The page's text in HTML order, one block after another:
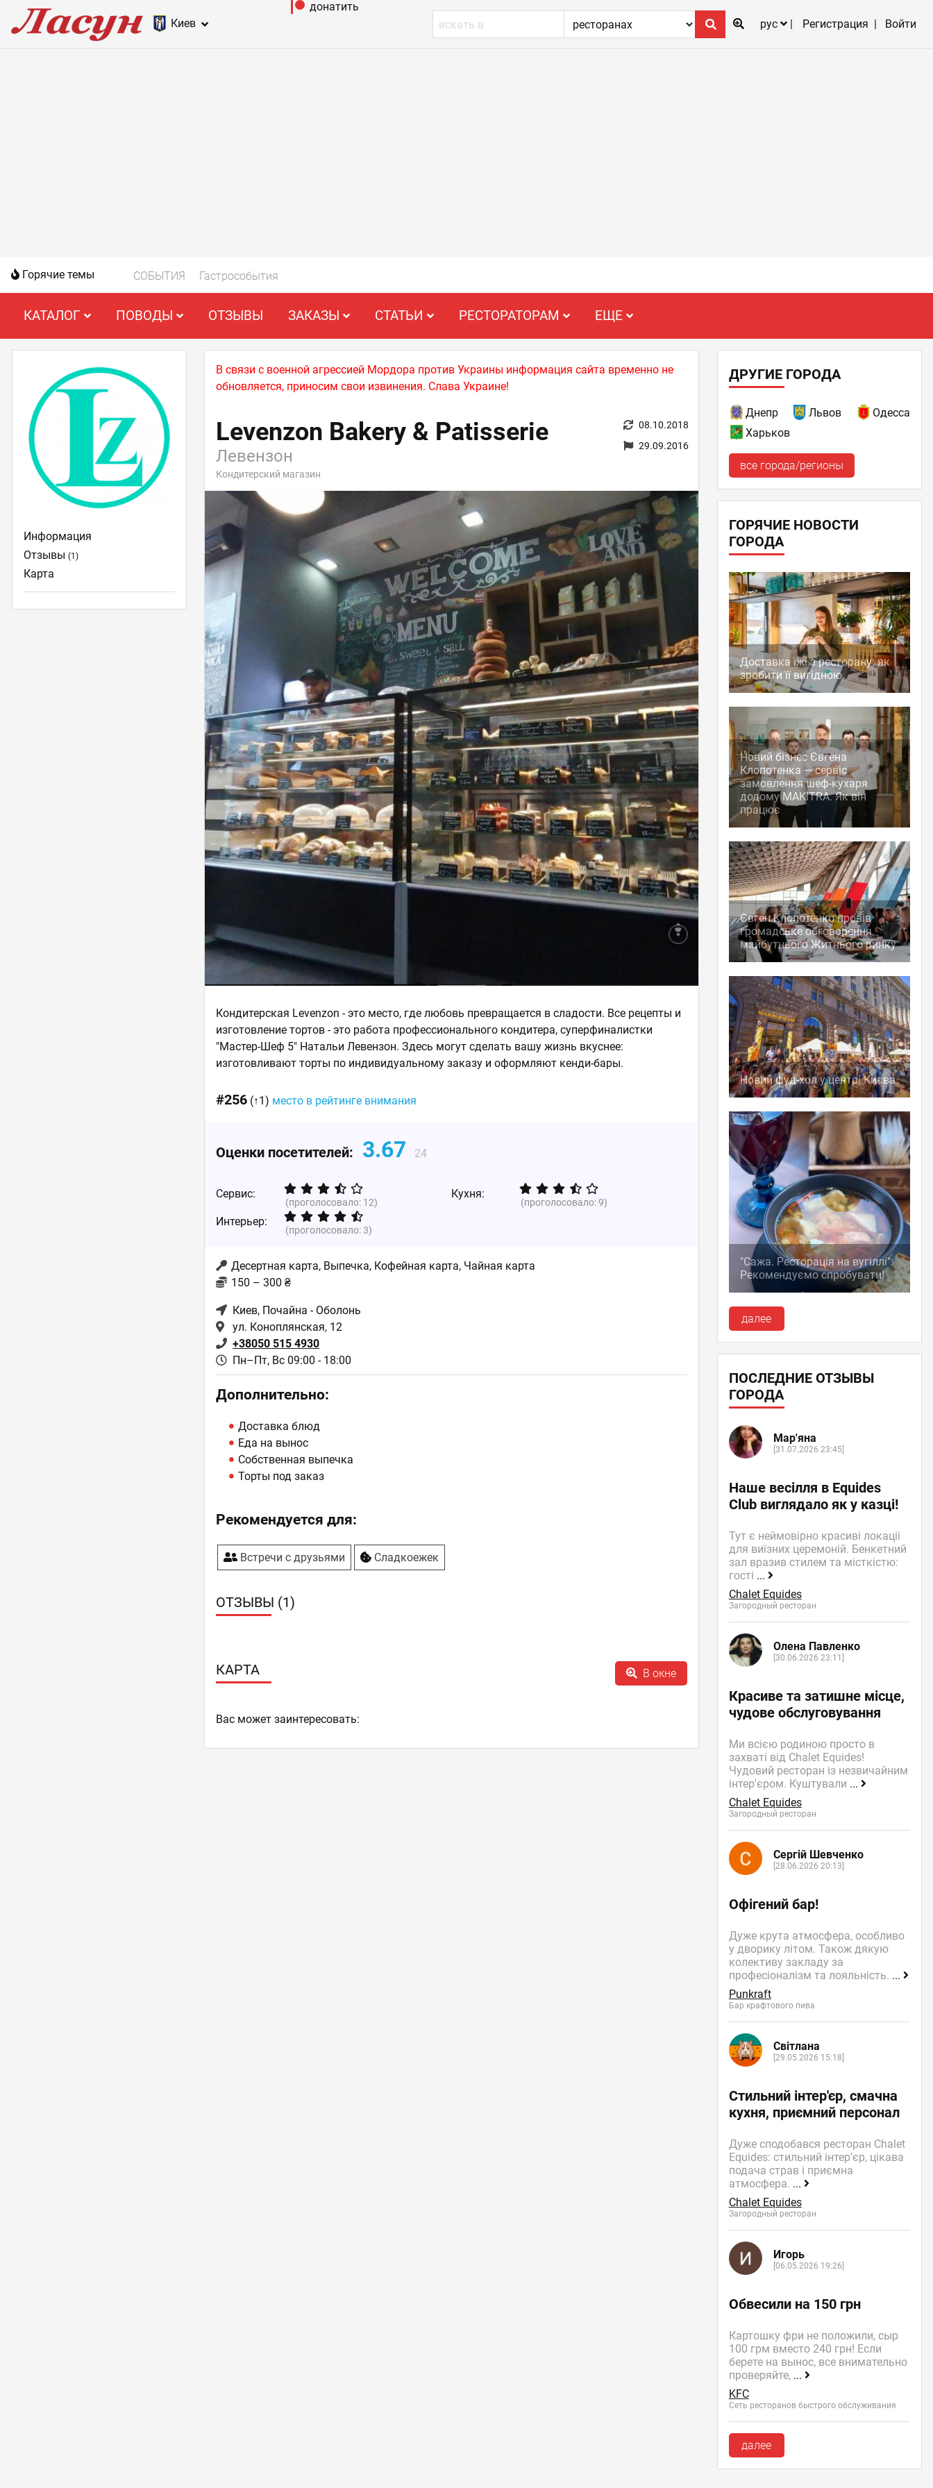
Киев
донатить
рус
Регистрация Войти
Горячие темы СОБЫТИЯ Гастрособытия
КАТАЛОГ ПОВОДЫ ОТЗЫВЫ ЗАКАЗЫ СТАТЬИ РЕСТОРАТОРАМ ЕЩЕ
В связи с военной агрессией Мордора против Украины информация сайта временно не
обновляется, приносим свои извинения. Слава Украине!
Levenzon Bakery & Patisserie
Левензон
Кондитерский магазин
08.10.2018
29.09.2016
Кондитерская Levenzon - это место, где любовь превращается в сладости. Все рецепты и
изготовление тортов - это работа профессионального кондитера, суперфиналистки
"Мастер-Шеф 5" Натальи Левензон. Здесь могут сделать вашу жизнь вкуснее:
изготовливают торты по индивидуальному заказу и оформляют кенди-бары.
#256 (↑1) место в рейтинге внимания
Оценки посетителей: 3.67 24
Сервис:
(проголосовало: 12)
Кухня:
(проголосовало:9)
Интерьер:
(проголосовало:3)
Десертная карта, Выпечка, Кофейная карта, Чайная карта
150 – 300 ₴
Киев, Почайна - Оболонь
ул. Коноплянская, 12
+38050 515 4930
Пн–Пт, Вс 09:00 - 18:00
Дополнительно:
Доставка блюд
Еда на вынос
Собственная выпечка
Торты под заказ
Рекомендуется для:
Встречи с друзьями Сладкоежек
ОТЗЫВЫ (1)
КАРТА В окне
Информация
Отзывы(1)
Карта
Ваc может заинтересовать:
ДРУГИЕ ГОРОДА
Днепр Львов
Одесса
Харьков
все города/регионы
ГОРЯЧИЕ НОВОСТИ
ГОРОДА
Доставка їжі з ресторану: як
зробити її вигідною
Новий бізнес Євгена
Клопотенка — сервіс
замовлення шеф-кухаря
додому MAKITRA. Як він
працює
Євген Клопотенко провів
громадське обговорення
майбутнього Житнього ринку
Новий фуд-хол у центрі Києва
"Сажа. Ресторація на вугіллі":
Рекомендуємо спробувати!
далее
ПОСЛЕДНИЕ ОТЗЫВЫ
ГОРОДА
Мар'яна
[31.07.2026 23:45]
Наше весілля в Equides
Club виглядало як у казці!
Тут є неймовірно красиві локаціі
для виїзних церемоній. Бенкетний
зал вразив стилем та місткістю:
гості ...
Chalet Equides
Загородный ресторан
Олена Павленко
[30.06.2026 23:11]
Красиве та затишне місце,
чудове обслуговування
Ми всією родиною просто в
захваті від Chalet Equides!
Чудовий ресторан із незвичайним
інтер'єром. Куштували ...
Chalet Equides
Загородный ресторан
Сергій Шевченко
[28.06.2026 20:13]
Офігений бар!
Дуже крута атмосфера, особливо
у дворику літом. Також дякую
колективу закладу за
професіоналізм та лояльність. ...
Punkraft
Бар крафтового пива
Світлана
[29.05.2026 15:18]
Стильний інтер'єр, смачна
кухня, приємний персонал
Дуже сподобався ресторан Chalet
Equides: стильний інтер’єр, цікава
подача страв і приємна
атмосфера. ...
Chalet Equides
Загородный ресторан
Игорь
[06.05.2026 19:26]
Обвесили на 150 грн
Картошку фри не положили, сыр
100 грм вместо 240 грн! Если
берете на вынос, все внимательно
проверяйте, ...
KFC
Сеть ресторанов быстрого обслуживания
далее